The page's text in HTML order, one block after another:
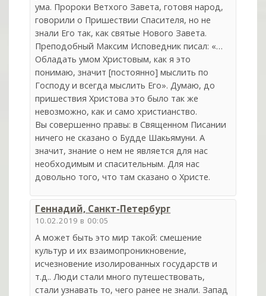
ума. Пророки Ветхого Завета, готовя народ,
говорили о Пришествии Спасителя, но не
знали Его так, как святые Нового Завета.
Преподобный Максим Исповедник писал: «…
Обладать умом Христовым, как я это
понимаю, значит [постоянно] мыслить по
Господу и всегда мыслить Его». Думаю, до
пришествия Христова это было так же
невозможно, как и само христианство.
Вы совершенно правы: в Священном Писании
ничего не сказано о Будде Шакьямуни. А
значит, знание о нем не является для нас
необходимым и спасительным. Для нас
довольно того, что там сказано о Христе.
Геннадий, Санкт-Петербург
10.02.2019 в 00:05
А может быть это мир такой: смешение
культур и их взаимопроникновение,
исчезновение изолированных государств и
т.д.. Люди стали много путешествовать,
стали узнавать то, чего ранее не знали. Запад